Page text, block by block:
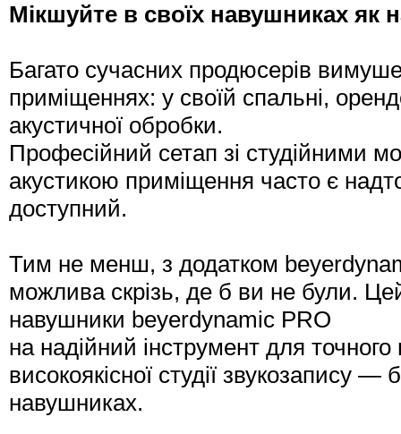
Мікшуйте в своїх навушниках як
Багато сучасних продюсерів
приміщеннях: у своїй спальні,
акустичної обробки.
Професійний сетап зі студійними
акустикою приміщення часто є
доступний.
Тим не менш, з додатком
можлива скрізь, де б ви не були.
навушники beyerdynamic PRO
на надійний інструмент для точного
високоякісної студії звукозапису
навушниках.